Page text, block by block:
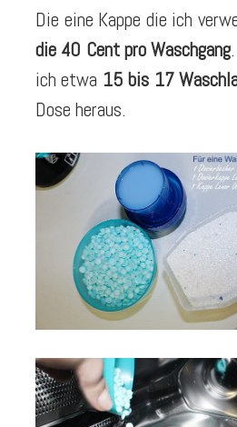
Die eine Kappe die ich
die 40 Cent pro Waschgang
ich etwa 15 bis 17
Dose heraus.